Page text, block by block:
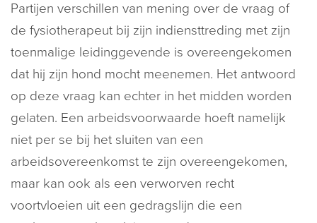
Partijen verschillen van mening over de vraag of
de fysiotherapeut bij zijn indiensttreding met zijn
toenmalige leidinggevende is overeengekomen
dat hij zijn hond mocht meenemen. Het antwoord
op deze vraag kan echter in het midden worden
gelaten. Een arbeidsvoorwaarde hoeft namelijk
niet per se bij het sluiten van een
arbeidsovereenkomst te zijn overeengekomen,
maar kan ook als een verworven recht
voortvloeien uit een gedragslijn die een